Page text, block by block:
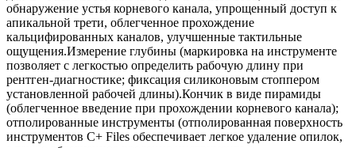
обнаружение устья корневого канала, упрощенный доступ к
апикальной трети, облегченное прохождение
кальцифированных каналов, улучшенные тактильные
ощущения.Измерение глубины (маркировка на инструменте
позволяет с легкостью определить рабочую длину при
рентген-диагностике; фиксация силиконовым стоппером
установленной рабочей длины).Кончик в виде пирамиды
(облегченное введение при прохождении корневого канала);
отполированные инструменты (отполированная поверхность
инструментов C+ Files обеспечивает легкое удаление опилок,